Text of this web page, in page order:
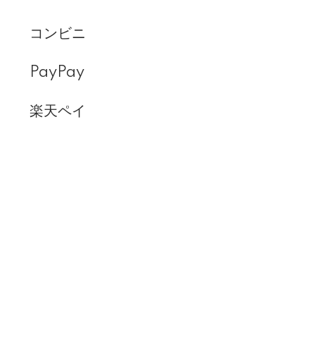
コンビニ
PayPay
楽天ペイ